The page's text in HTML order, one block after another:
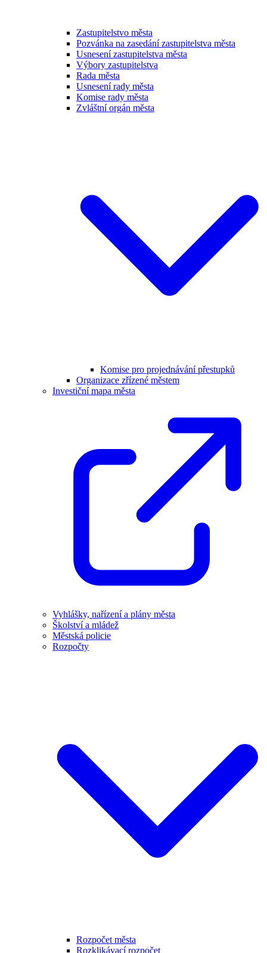
Zastupitelstvo města
Pozvánka na zasedání zastupitelstva města
Usnesení zastupitelstva města
Výbory zastupitelstva
Rada města
Usnesení rady města
Komise rady města
Zvláštní orgán města
Komise pro projednávání přestupků
Organizace zřízené městem
Investiční mapa města
Vyhlášky, nařízení a plány města
Školství a mládež
Městská policie
Rozpočty
Rozpočet města
Rozklikávací rozpočet